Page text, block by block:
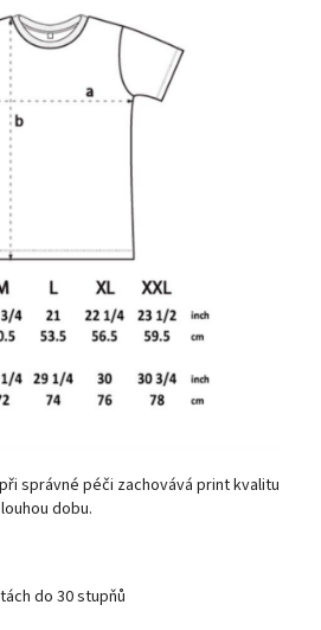
správné péči zachovává print kvalitu
dobu.
do 30 stupňů